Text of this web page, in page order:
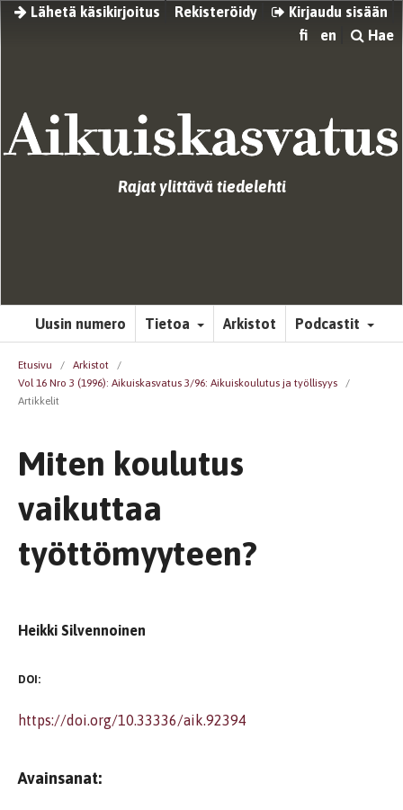
Lähetä käsikirjoitus Rekisteröidy
Kirjaudu sisään
fi
en Hae
Rajat ylittävä tiedelehti
Uusin numero Tietoa Arkistot Podcastit
Etusivu / Arkistot
/
Vol 16 Nro 3 (1996): Aikuiskasvatus 3/96: Aikuiskoulutus ja työllisyys
/
Artikkelit
Miten koulutus
vaikuttaa
työttömyyteen?
Heikki Silvennoinen
DOI:
https://doi.org/10.33336/aik.92394
Avainsanat: